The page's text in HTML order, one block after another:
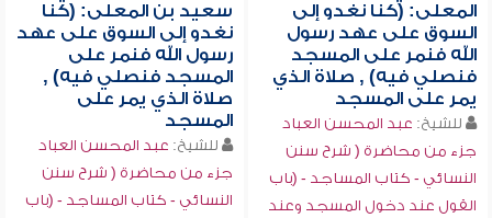
المعلى: (كنا نغدو إلى
السوق على عهد رسول
الله فنمر على المسجد
فنصلي فيه) , صلاة الذي
يمر على المسجد
للشيخ: عبد المحسن العباد
جزء من محاضرة ( شرح سنن
النسائي - كتاب المساجد - (باب
القول عند دخول المسجد وعند
سعيد بن المعلى: (كنا
نغدو إلى السوق على عهد
رسول الله فنمر على
المسجد فنصلي فيه) ,
صلاة الذي يمر على
المسجد
للشيخ: عبد المحسن العباد
جزء من محاضرة ( شرح سنن
النسائي - كتاب المساجد - (باب